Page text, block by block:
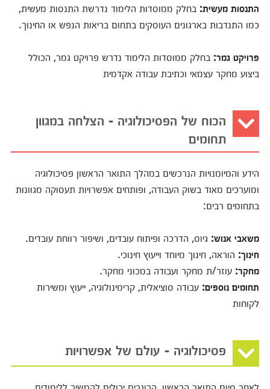
התנסות מעשית: בחלק ממוסדות הלימוד נדרשת התנסות מעשית,
כמו התנדבות בארגונים העוסקים בתחום בריאות הנפש או החינוך.
פרויקט גמר: בחלק ממוסדות הלימוד נדרש פרויקט גמר, הכולל
ביצוע מחקר עצמאי וכתיבת עבודה אקדמית
הכוח של הפסיכולוגיה - הצלחה במגוון
תחומים
הידע והמיומנויות הנרכשים במהלך התואר הראשון פסיכולוגיה
ומוערכים מאוד בשוק העבודה, ופותחים אפשרויות תעסוקה מגוונות
בתחומים רבים:
משאבי אנוש: גיוס, הדרכה ופיתוח עובדים, ושיפור רווחת עובדים.
חינוך: הוראה, חינוך מיוחד וייעוץ חינוכי.
מחקר: עוזר/ת מחקר ועבודה במכוני מחקר.
תחומים נוספים: עבודה סוציאלית, קרימינולוגיה, ייעוץ ומשירות
לקוחות
פסיכולוגיה - עולם של אפשרויות